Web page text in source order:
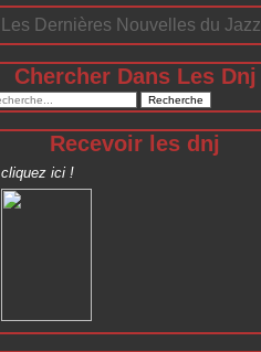
Les Dernières Nouvelles du Jazz
Chercher Dans Les Dnj
Recevoir les dnj
cliquez ici !